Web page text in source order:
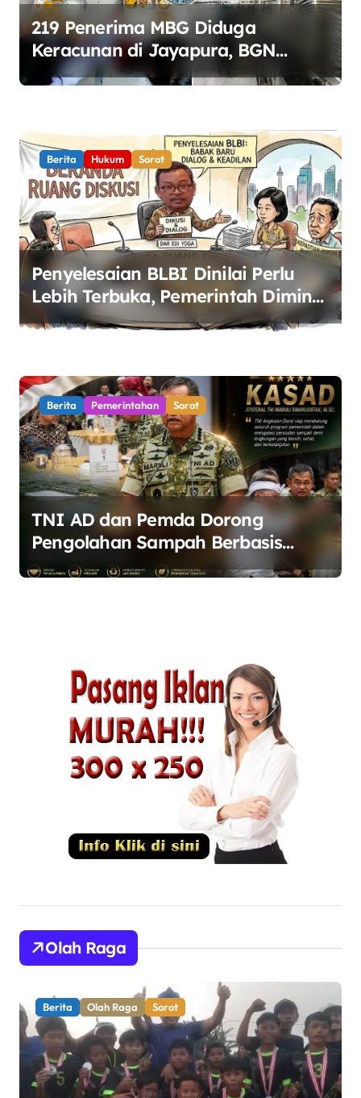
219 Penerima MBG Diduga
Keracunan di Jayapura, BGN
Perketat Pengawasan Keamanan
Berita Hukum Sorot
Penyelesaian BLBI Dinilai Perlu
Lebih Terbuka, Pemerintah Diminta
Buka Ruang Dialog
Berita Pemerintahan Sorot
TNI AD dan Pemda Dorong
Pengolahan Sampah Berbasis
Teknologi Pirolisis
Olah Raga
Berita Olah Raga Sorot